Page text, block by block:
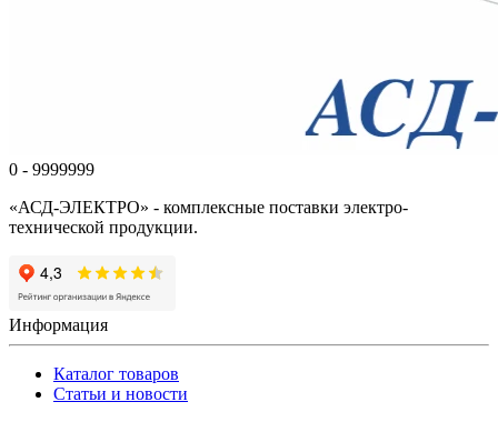
0 - 9999999
«АСД-ЭЛЕКТРО» - комплексные поставки электро-
технической продукции.
Информация
Каталог товаров
Статьи и новости